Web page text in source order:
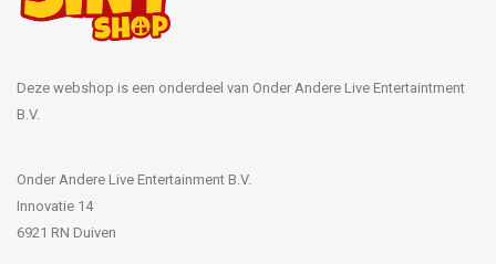
Deze webshop is een onderdeel van Onder Andere Live Entertaintment
B.V.
Onder Andere Live Entertainment B.V.
Innovatie 14
6921 RN Duiven